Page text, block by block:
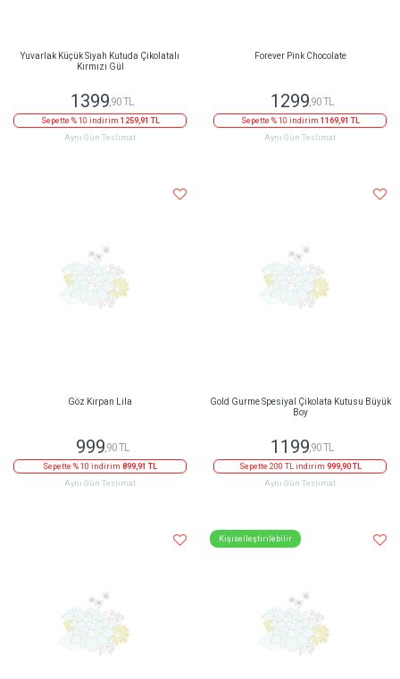
Yuvarlak Küçük Siyah Kutuda Çikolatalı
Kırmızı Gül
1399,90 TL
Sepette % 10 indirim 1259,91 TL
Aynı Gün Teslimat
Forever Pink Chocolate
1299,90 TL
Sepette % 10 indirim 1169,91 TL
Aynı Gün Teslimat
Göz Kırpan Lila
999,90 TL
Sepette % 10 indirim 899,91 TL
Aynı Gün Teslimat
Gold Gurme Spesiyal Çikolata Kutusu Büyük
Boy
1199,90 TL
Sepette 200 TL indirim 999,90 TL
Aynı Gün Teslimat
Kişiselleştirilebilir